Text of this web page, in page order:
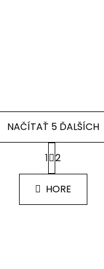
O
v
l
á
NAČÍTAŤ 5 ĎALŠÍCH
S
t
r
n
k
1 2
HORE